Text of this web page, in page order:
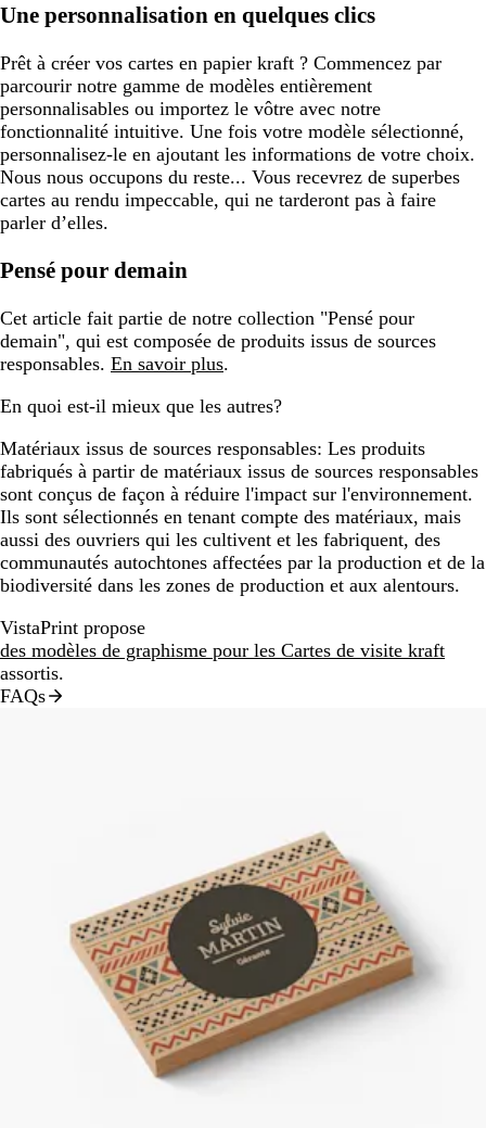
Une personnalisation en quelques clics
Prêt à créer vos cartes en papier kraft ? Commencez par
parcourir notre gamme de modèles entièrement
personnalisables ou importez le vôtre avec notre
fonctionnalité intuitive. Une fois votre modèle sélectionné,
personnalisez-le en ajoutant les informations de votre choix.
Nous nous occupons du reste... Vous recevrez de superbes
cartes au rendu impeccable, qui ne tarderont pas à faire
parler d’elles.
Pensé pour demain
Cet article fait partie de notre collection "Pensé pour
demain", qui est composée de produits issus de sources
responsables. En savoir plus.
En quoi est-il mieux que les autres?
Matériaux issus de sources responsables: Les produits
fabriqués à partir de matériaux issus de sources responsables
sont conçus de façon à réduire l'impact sur l'environnement.
Ils sont sélectionnés en tenant compte des matériaux, mais
aussi des ouvriers qui les cultivent et les fabriquent, des
communautés autochtones affectées par la production et de la
biodiversité dans les zones de production et aux alentours.
VistaPrint propose
des modèles de graphisme pour les Cartes de visite kraft
assortis.
FAQs